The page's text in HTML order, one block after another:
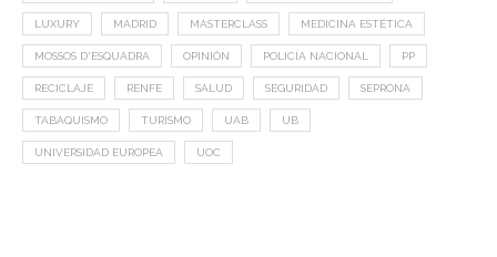
LUXURY MADRID MASTERCLASS MEDICINA ESTÉTICA
MOSSOS D'ESQUADRA OPINIÓN POLICÍA NACIONAL PP
RECICLAJE RENFE SALUD SEGURIDAD SEPRONA
TABAQUISMO TURISMO UAB UB
UNIVERSIDAD EUROPEA UOC